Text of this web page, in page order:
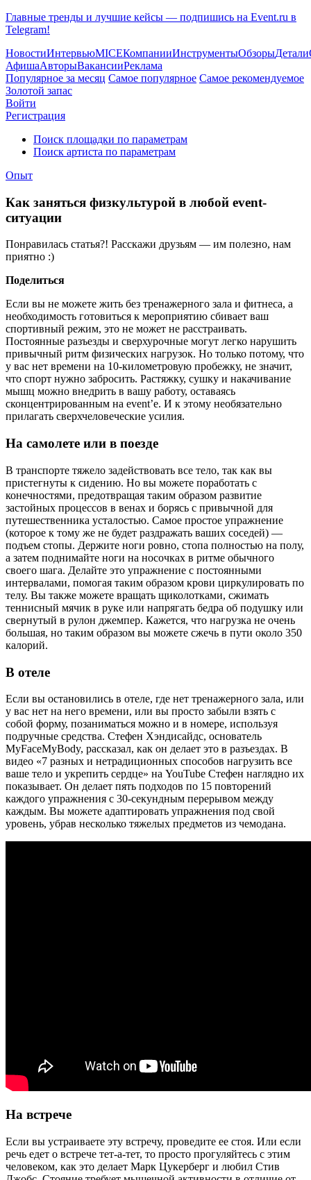
Главные тренды и лучшие кейсы — подпишись на Event.ru в
Telegram!
НовостиИнтервьюMICEКомпанииИнструментыОбзорыДетали
АфишаАвторыВакансииРеклама
Популярное за месяц Самое популярное Самое рекомендуемое
Золотой запас
Войти
Регистрация
Поиск площадки по параметрам
Поиск артиста по параметрам
Опыт
Как заняться физкультурой в любой event-
ситуации
Понравилась статья?! Расскажи друзьям — им полезно, нам
приятно :)
Поделиться
Если вы не можете жить без тренажерного зала и фитнеса, а
необходимость готовиться к мероприятию сбивает ваш
спортивный режим, это не может не расстраивать.
Постоянные разъезды и сверхурочные могут легко нарушить
привычный ритм физических нагрузок. Но только потому, что
у вас нет времени на 10-километровую пробежку, не значит,
что спорт нужно забросить. Растяжку, сушку и накачивание
мышц можно внедрить в вашу работу, оставаясь
сконцентрированным на event’е. И к этому необязательно
прилагать сверхчеловеческие усилия.
На самолете или в поезде
В транспорте тяжело задействовать все тело, так как вы
пристегнуты к сидению. Но вы можете поработать с
конечностями, предотвращая таким образом развитие
застойных процессов в венах и борясь с привычной для
путешественника усталостью. Самое простое упражнение
(которое к тому же не будет раздражать ваших соседей) —
подъем стопы. Держите ноги ровно, стопа полностью на полу,
а затем поднимайте ноги на носочках в ритме обычного
своего шага. Делайте это упражнение с постоянными
интервалами, помогая таким образом крови циркулировать по
телу. Вы также можете вращать щиколотками, сжимать
теннисный мячик в руке или напрягать бедра об подушку или
свернутый в рулон джемпер. Кажется, что нагрузка не очень
большая, но таким образом вы можете сжечь в пути около 350
калорий.
В отеле
Если вы остановились в отеле, где нет тренажерного зала, или
у вас нет на него времени, или вы просто забыли взять с
собой форму, позаниматься можно и в номере, используя
подручные средства. Стефен Хэндисайдс, основатель
MyFaceMyBody, рассказал, как он делает это в разъездах. В
видео «7 разных и нетрадиционных способов нагрузить все
ваше тело и укрепить сердце» на YouTube Стефен наглядно их
показывает. Он делает пять подходов по 15 повторений
каждого упражнения с 30-секундным перерывом между
каждым. Вы можете адаптировать упражнения под свой
уровень, убрав несколько тяжелых предметов из чемодана.
На встрече
Если вы устраиваете эту встречу, проведите ее стоя. Или если
речь едет о встрече тет-а-тет, то просто прогуляйтесь с этим
человеком, как это делает Марк Цукерберг и любил Стив